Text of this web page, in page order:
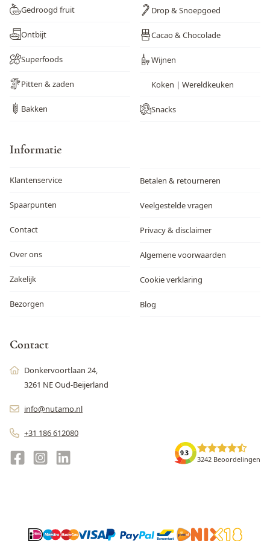
Gedroogd fruit
Ontbijt
Superfoods
Pitten & zaden
Bakken
Drop & Snoepgoed
Cacao & Chocolade
Wijnen
Koken | Wereldkeuken
Snacks
Informatie
Klantenservice
Spaarpunten
Contact
Over ons
Zakelijk
Bezorgen
Betalen & retourneren
Veelgestelde vragen
Privacy & disclaimer
Algemene voorwaarden
Cookie verklaring
Blog
Contact
Donkervoortlaan 24,
3261 NE Oud-Beijerland
info@nutamo.nl
+31 186 612080
9.3
3242 Beoordelingen